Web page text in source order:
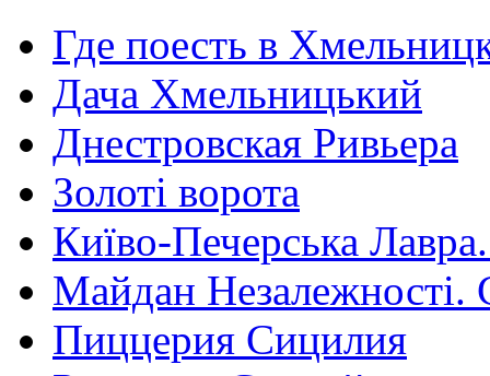
Где поесть в
Дача Хмельницький
Днестровская Ривьера
Золоті ворота
Київо-Печерська
Майдан Незалежності.
Пиццерия Сицилия